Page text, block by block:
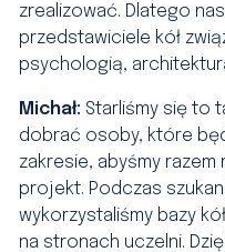
zrealizować. Dlatego
przedstawiciele kół
psychologią,
Michał: Starliśmy się to
dobrać osoby, które
zakresie, abyśmy
projekt. Podczas
wykorzystaliśmy bazy
na stronach uczelni.